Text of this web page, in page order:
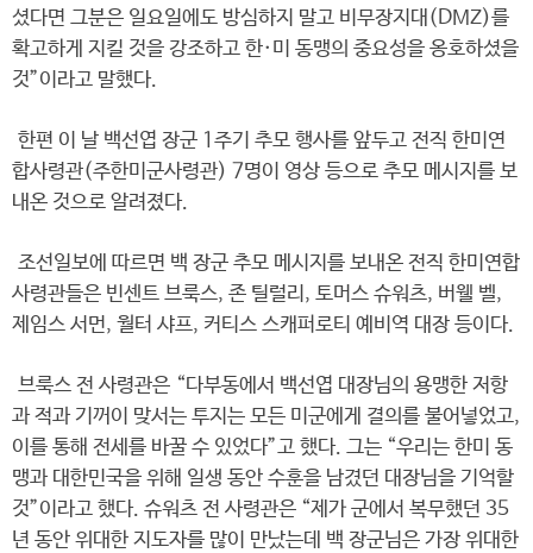
셨다면 그분은 일요일에도 방심하지 말고 비무장지대(DMZ)를
확고하게 지킬 것을 강조하고 한·미 동맹의 중요성을 옹호하셨을
것”이라고 말했다.
한편 이 날 백선엽 장군 1주기 추모 행사를 앞두고 전직 한미연
합사령관(주한미군사령관) 7명이 영상 등으로 추모 메시지를 보
내온 것으로 알려졌다.
조선일보에 따르면 백 장군 추모 메시지를 보내온 전직 한미연합
사령관들은 빈센트 브룩스, 존 틸럴리, 토머스 슈워츠, 버웰 벨,
제임스 서먼, 월터 샤프, 커티스 스캐퍼로티 예비역 대장 등이다.
브룩스 전 사령관은 “다부동에서 백선엽 대장님의 용맹한 저항
과 적과 기꺼이 맞서는 투지는 모든 미군에게 결의를 불어넣었고,
이를 통해 전세를 바꿀 수 있었다”고 했다. 그는 “우리는 한미 동
맹과 대한민국을 위해 일생 동안 수훈을 남겼던 대장님을 기억할
것”이라고 했다. 슈워츠 전 사령관은 “제가 군에서 복무했던 35
년 동안 위대한 지도자를 많이 만났는데 백 장군님은 가장 위대한